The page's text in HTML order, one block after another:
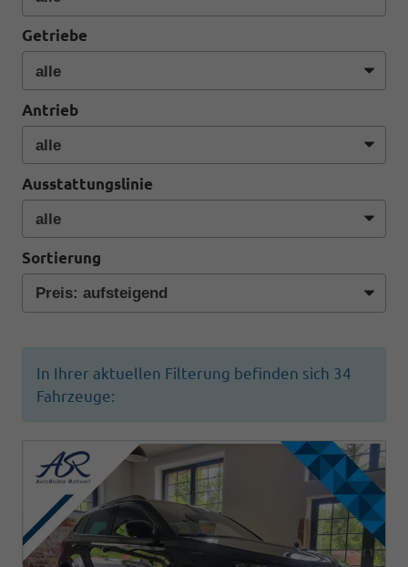
Getriebe
Antrieb
Ausstattungslinie
Sortierung
In Ihrer aktuellen Filterung befinden sich 34
Fahrzeuge: